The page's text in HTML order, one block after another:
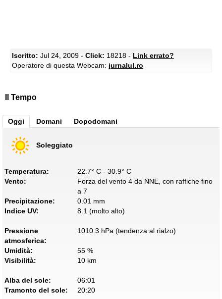
Iscritto: Jul 24, 2009 - Click: 18218 - Link errato?
Operatore di questa Webcam: jurnalul.ro
Il Tempo
Oggi Domani Dopodomani
Soleggiato
Temperatura:
22.7° C - 30.9° C
Vento:
Forza del vento 4 da NNE, con raffiche fino
a 7
Precipitazione:
0.01 mm
Indice UV:
8.1 (molto alto)
Pressione
atmosferica:
1010.3 hPa (tendenza al rialzo)
Umidità:
55 %
Visibilità:
10 km
Alba del sole:
06:01
Tramonto del sole:
20:20